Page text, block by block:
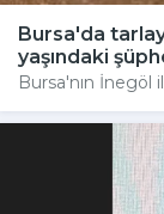
Bursa'da
yaşındaki
Bursa'nın İnegöl